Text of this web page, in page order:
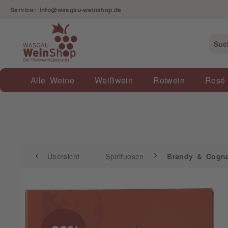
Service: info@wasgau-weinshop.de
Alle Weine Weißwein Rotwein Rosé
Übersicht Spirituosen
Übersicht Spirituosen Brandy &